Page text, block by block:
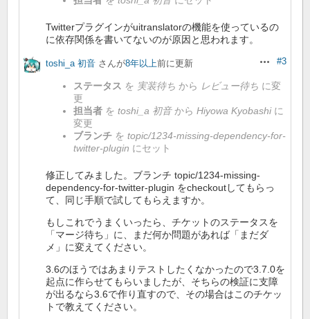
Twitterプラグインがuitranslatorの機能を使っているの
に依存関係を書いてないのが原因と思われます。
操作#3
toshi_a 初音 さんが8年以上前に更新
ステータス を 実装待ち から レビュー待ち に変
更
担当者 を toshi_a 初音から Hiyowa Kyobashiに
変更
ブランチ を topic/1234-missing-dependency-for-
twitter-plugin にセット
修正してみました。ブランチ topic/1234-missing-
dependency-for-twitter-plugin をcheckoutしてもらっ
て、同じ手順で試してもらえますか。
もしこれでうまくいったら、チケットのステータスを
「マージ待ち」に、まだ何か問題があれば「まだダ
メ」に変えてください。
3.6のほうではあまりテストしたくなかったので3.7.0を
起点に作らせてもらいましたが、そちらの検証に支障
が出るなら3.6で作り直すので、その場合はこのチケッ
トで教えてください。